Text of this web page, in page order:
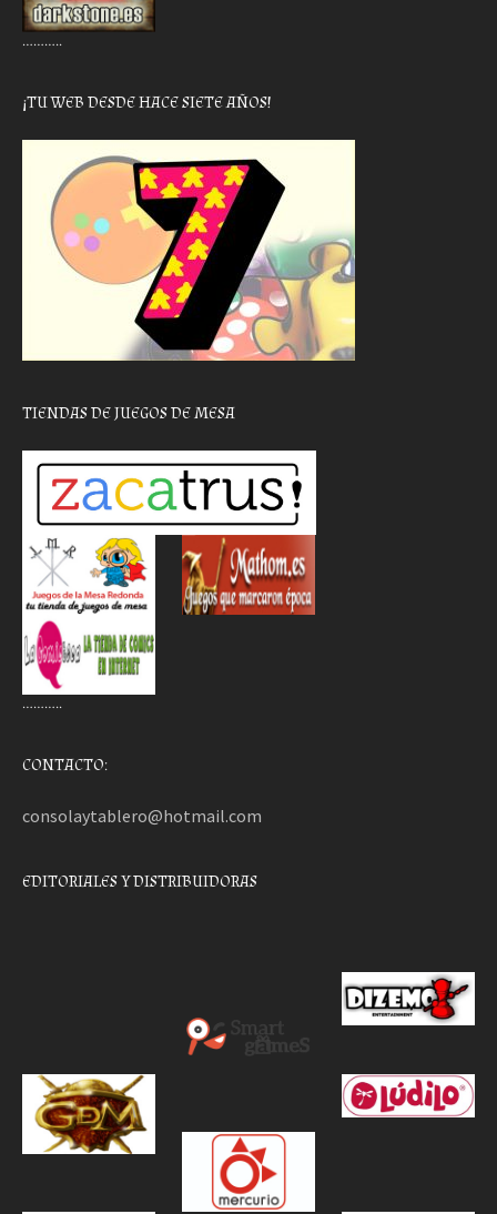
………..
¡TU WEB DESDE HACE SIETE AÑOS!
TIENDAS DE JUEGOS DE MESA
………..
CONTACTO:
consolaytablero@hotmail.com
EDITORIALES Y DISTRIBUIDORAS